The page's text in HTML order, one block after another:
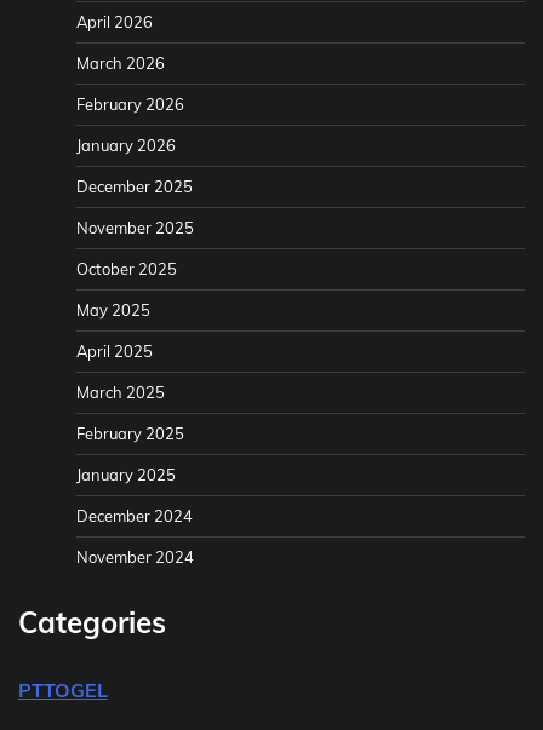
April 2026
March 2026
February 2026
January 2026
December 2025
November 2025
October 2025
May 2025
April 2025
March 2025
February 2025
January 2025
December 2024
November 2024
Categories
PTTOGEL